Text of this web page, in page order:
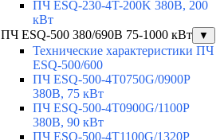
ПЧ ESQ-230-4T-200K 380В, 200
кВт
ПЧ ESQ-500 380/690В 75-1000 кВт
▼
Технические характеристики ПЧ
ESQ-500/600
ПЧ ESQ-500-4T0750G/0900P
380В, 75 кВт
ПЧ ESQ-500-4T0900G/1100P
380В, 90 кВт
ПЧ ESQ-500-4T1100G/1320P